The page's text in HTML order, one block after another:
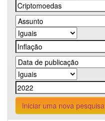
Iniciar uma nova pesquisa